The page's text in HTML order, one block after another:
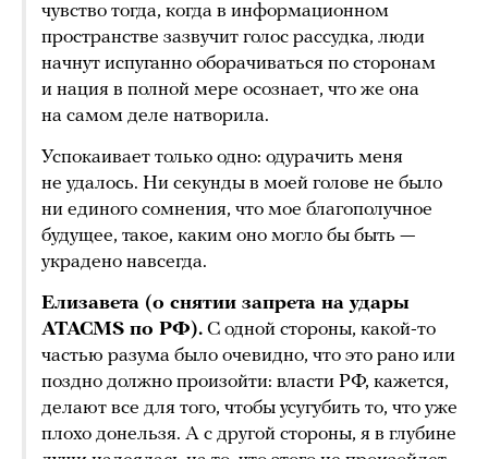
чувство тогда, когда в информационном
пространстве зазвучит голос рассудка, люди
начнут испуганно оборачиваться по сторонам
и нация в полной мере осознает, что же она
на самом деле натворила.
Успокаивает только одно: одурачить меня
не удалось. Ни секунды в моей голове не было
ни единого сомнения, что мое благополучное
будущее, такое, каким оно могло бы быть —
украдено навсегда.
Елизавета (о снятии запрета на удары
ATACMS по РФ). С одной стороны, какой-то
частью разума было очевидно, что это рано или
поздно должно произойти: власти РФ, кажется,
делают все для того, чтобы усугубить то, что уже
плохо донельзя. А с другой стороны, я в глубине